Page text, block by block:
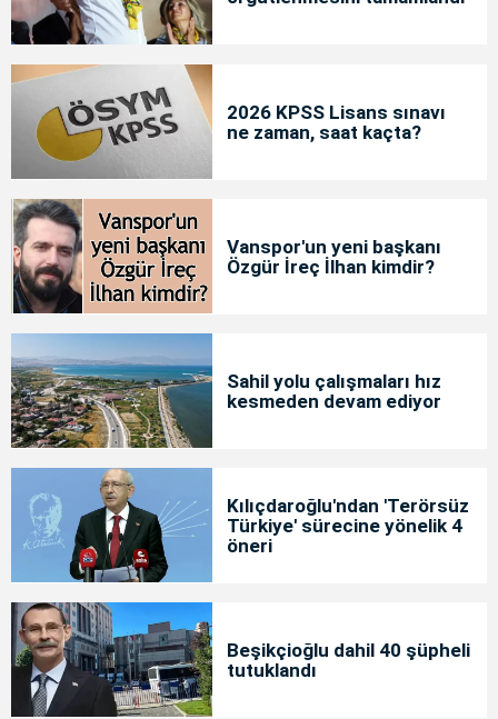
2026 KPSS Lisans sınavı
ne zaman, saat kaçta?
Vanspor'un yeni başkanı
Özgür İreç İlhan kimdir?
Sahil yolu çalışmaları hız
kesmeden devam ediyor
Kılıçdaroğlu'ndan 'Terörsüz
Türkiye' sürecine yönelik 4
öneri
Beşikçioğlu dahil 40 şüpheli
tutuklandı